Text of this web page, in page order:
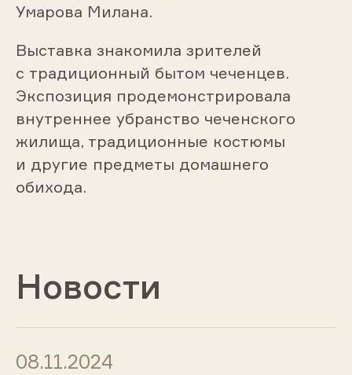
Умарова Милана.
Выставка знакомила зрителей
с традиционный бытом чеченцев.
Экспозиция продемонстрировала
внутреннее убранство чеченского
жилища, традиционные костюмы
и другие предметы домашнего
обихода.
Новости
08.11.2024